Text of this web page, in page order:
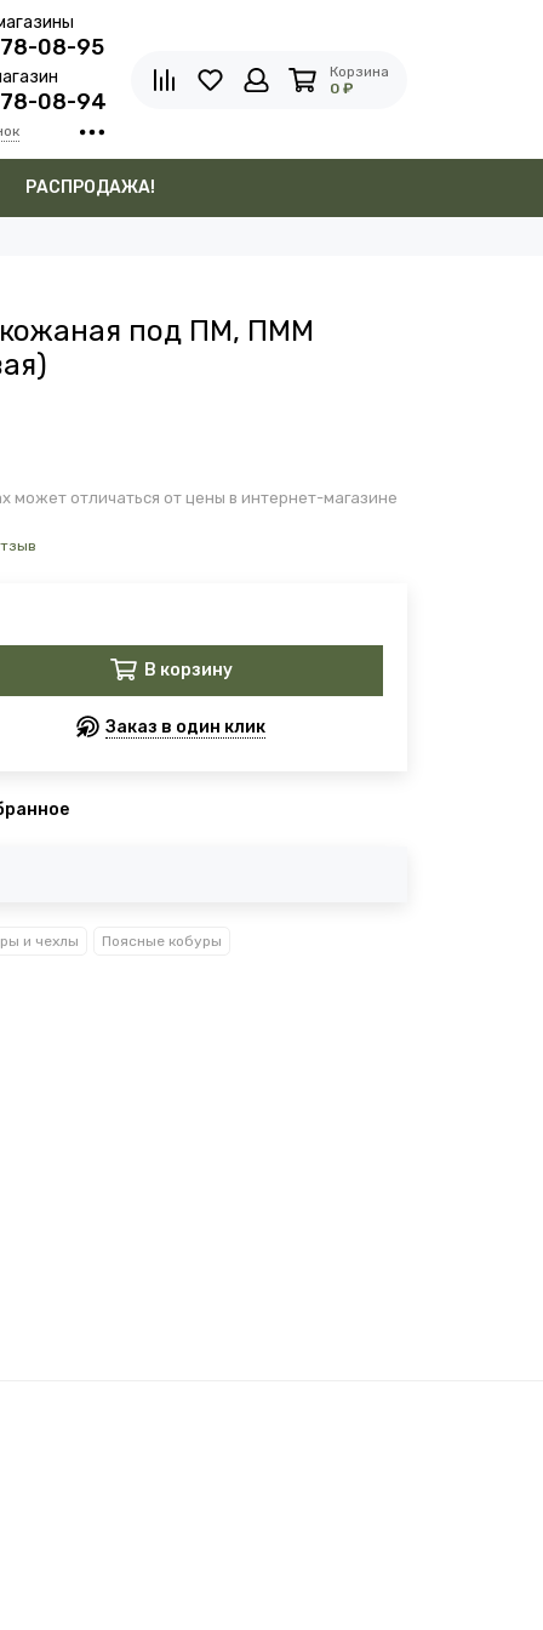
08-95
08-94
Корзина
0 ₽
РАСПРОДАЖА!
под ПМ, ПММ
может отличаться от цены в интернет-магазине
В корзину
Заказ в один клик
и чехлы Поясные кобуры